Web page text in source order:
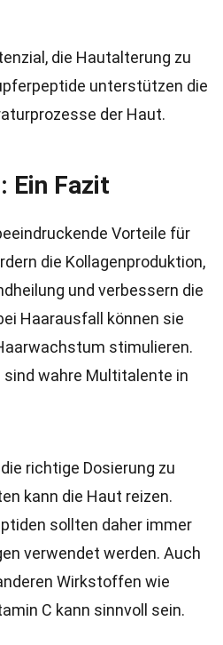
die Hautalterung zu
unterstützen die
der Haut.
Ein Fazit
Vorteile für
die Kollagenproduktion,
und verbessern die
Haarausfall können sie
stimulieren.
sind wahre Multitalente in
richtige Dosierung zu
kann die Haut reizen.
sollten daher immer
verwendet werden. Auch
Wirkstoffen wie
C kann sinnvoll sein.